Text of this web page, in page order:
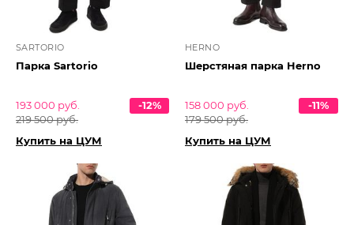
SARTORIO
Парка Sartorio
193 000 руб.
219 500 руб.
-12%
Купить на ЦУМ
HERNO
Шерстяная парка Herno
158 000 руб.
179 500 руб.
-11%
Купить на ЦУМ